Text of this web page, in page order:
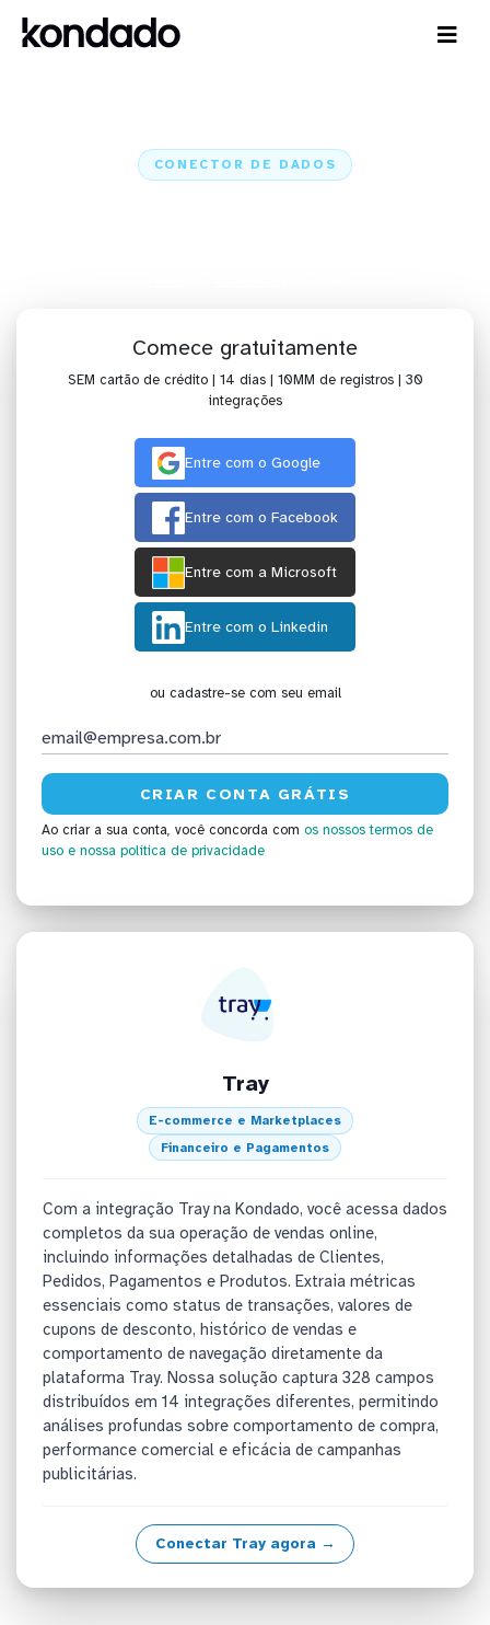
CONECTOR DE DADOS
Comece gratuitamente
SEM cartão de crédito | 14 dias | 10MM de registros | 30
integrações
Entre com o Google
Entre com o Facebook
Entre com a Microsoft
Entre com o Linkedin
ou cadastre-se com seu email
Ao criar a sua conta, você concorda com os nossos termos de
uso e nossa política de privacidade
Tray
E-commerce e Marketplaces
Financeiro e Pagamentos
Com a integração Tray na Kondado, você acessa dados
completos da sua operação de vendas online,
incluindo informações detalhadas de Clientes,
Pedidos, Pagamentos e Produtos. Extraia métricas
essenciais como status de transações, valores de
cupons de desconto, histórico de vendas e
comportamento de navegação diretamente da
plataforma Tray. Nossa solução captura 328 campos
distribuídos em 14 integrações diferentes, permitindo
análises profundas sobre comportamento de compra,
performance comercial e eficácia de campanhas
publicitárias.
Conectar Tray agora →